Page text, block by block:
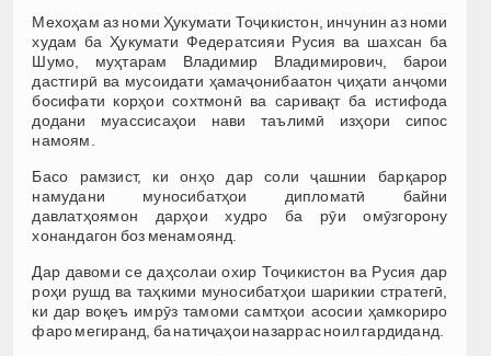
Мехоҳам аз номи Ҳукумати Тоҷикистон, инчунин аз номи
худам ба Ҳукумати Федератсияи Русия ва шахсан ба
Шумо, муҳтарам Владимир Владимирович, барои
дастгирӣ ва мусоидати ҳамаҷонибаатон ҷиҳати анҷоми
босифати корҳои сохтмонӣ ва саривақт ба истифода
додани муассисаҳои нави таълимӣ изҳори сипос
намоям.
Басо рамзист, ки онҳо дар соли ҷашнии барқарор
намудани муносибатҳои дипломатӣ байни
давлатҳоямон дарҳои худро ба рӯи омӯзгорону
хонандагон боз менамоянд.
Дар давоми се даҳсолаи охир Тоҷикистон ва Русия дар
роҳи рушд ва таҳкими муносибатҳои шарикии стратегӣ,
ки дар воқеъ имрӯз тамоми самтҳои асосии ҳамкориро
фаро мегиранд, ба натиҷаҳои назаррас ноил гардиданд.